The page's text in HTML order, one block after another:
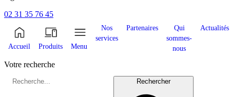
02 31 35 76 45
Accueil Produits Menu
Nos
services
Partenaires
Qui
sommes-
nous
Actualités
Votre recherche
Rechercher